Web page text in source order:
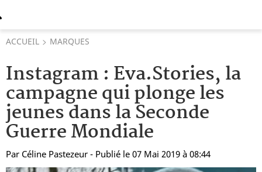
ACCUEIL MARQUES
Instagram : Eva.Stories, la
campagne qui plonge les
jeunes dans la Seconde
Guerre Mondiale
Par Céline Pastezeur - Publié le 07 Mai 2019 à 08:44